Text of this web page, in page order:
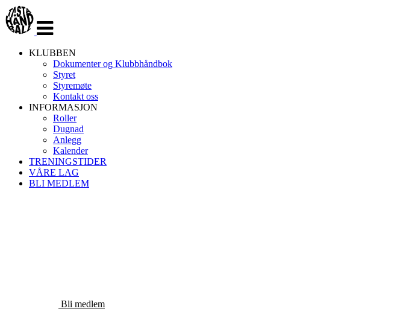
navigasjon
KLUBBEN
Dokumenter og Klubbhåndbok
Styret
Styremøte
Kontakt oss
INFORMASJON
Roller
Dugnad
Anlegg
Kalender
TRENINGSTIDER
VÅRE LAG
BLI MEDLEM
Bli medlem